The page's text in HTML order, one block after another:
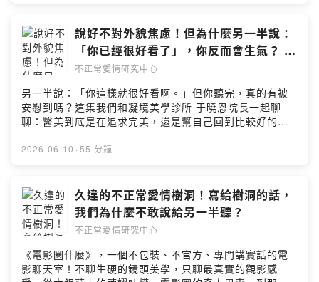
天上語言學校，晚上做跨國田野調查：《閨密該該叫》阿
該的加拿大愛愛實錄【6/15～7/15】閨蜜該該叫六週年鬼
針草花潮T、杏愛巴士潮T、小廢獸潮帽、限量小傷星抱枕
團購網址 🔗
🍭】1、滿$2500免運2、滿四件單件只要$8503、滿十件
單件只要$7904、全包大禮包82折！5000塊全包😍！【⚠️
注意事項⚠️】1、純棉材質、高磅數，不激凸，也不會看出
3、尺寸有XS、S、M、L、XL、2XL，希望大家都能穿得
正常愛情研究中心】：
https://open.firstory.me/join/abnormalove---有關愛情
的問題、有關愛情有趣的故事，或是想和宇珊、豪平說話
嗎【投稿】歡迎填寫表單：https://lihi2.com/xejz9【IG】
幕後花絮都在這裡👉https://lihi1.com/u3Bfv【FB】不正
常愛情研究中心私密社團：https://lihi1.com/bhxPw【不
Den Theater1331 N Milwaukee Ave, Chicago, IL
606223️⃣ 紐約 Sept. 20 -3pm Sun | New York CityThe
Theater Center210 W 50th St, New York, NY 10014️⃣
洛杉磯 Sept. 25 -8pm Fri | LosangelesVineyard
Church Glendora509 E Arrow Highway, Glendora, CA
917405️⃣ 舊金山Sept. 26- 2pm SAT | San
FranciscoCollege of San Mateo Theatre1700 W
Hillsdale Blvd, San Mateo, CA 944026️⃣ 西雅圖Sept.
27 -3pm Sun | SeattleRussian Community Center of
要先確認對方的性別嗎？本集邀請演員廖苡喬，一起聊聊
她不替愛情設限的感情觀。對她來說，身體只是一個容
器，真正讓她心動的，是一個人的聲音、想法，還有有沒
有辦法繼續往下聊下去。---花樣年華全國青少年戲劇節：
locale=zh_TW---小額贊助支持【不正常愛情研究中
心】： https://open.firstory.me/join/abnormalove---有
說好不對外貌焦慮！但為什麼另一半說：
「你已經很好看了」，你反而會生氣？ ft.
凝境美學診所
不正常愛情研究中心
另一半說：「你這樣就很好看啊。」但你聽完，真的有被
安慰到嗎？這集我們和凝境美學診所 于曉恩院長一起聊
聊：醫美到底是在追求完美，還是幫自己回到比較好的狀
空泛的「你已經很好看了」？而索夫波這類療程，又適合
專利SUPERB™技術｜精準作用1.5mm真皮網狀層，啟動
膠原新生✨ 7排3D立體能量柱｜大面積穩定覆蓋，同步緊
緻輪廓與改善膚質✨ Sofcool™ 4°C智能溫控｜舒適膚感
下穩定傳遞能量✨ 非侵入式療程｜幾乎不影響日常節奏，
自然回到理想狀態✨ 國際多重認證｜榮獲美國FDA、歐盟
CE與台灣TFDA認證真正讓人安心的美，從來不是迎合
誰，而是你看著自己時，更喜歡現在的樣子✨聲明｜本內容
2026-06-10 · 55 分鐘
久違的不正常愛情樹洞！寫給樹洞的話，
我們為什麼不敢說給另一半聽？
不正常愛情研究中心
《電影圈什麼》，一個不包裝、不官方、專門講實話的電
影聊天室！不聊生硬的鏡頭美學，只聊最真實的觀影感